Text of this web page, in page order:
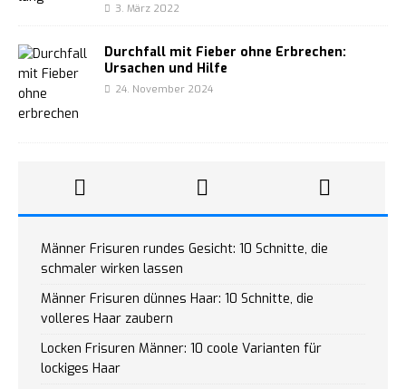
3. März 2022
Durchfall mit Fieber ohne Erbrechen:
Ursachen und Hilfe
24. November 2024
Männer Frisuren rundes Gesicht: 10 Schnitte, die
schmaler wirken lassen
Männer Frisuren dünnes Haar: 10 Schnitte, die
volleres Haar zaubern
Locken Frisuren Männer: 10 coole Varianten für
lockiges Haar